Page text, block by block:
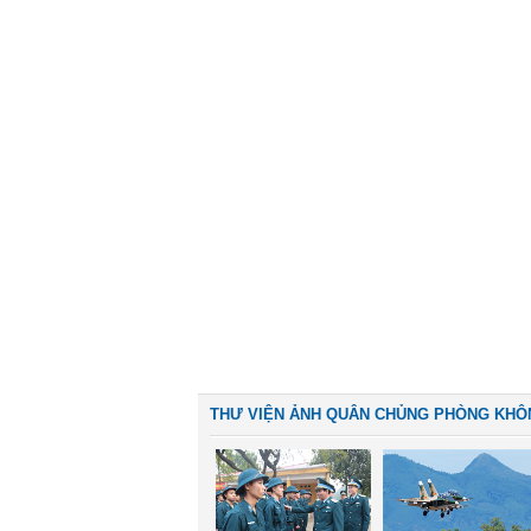
THƯ VIỆN ẢNH QUÂN CHỦNG PHÒNG